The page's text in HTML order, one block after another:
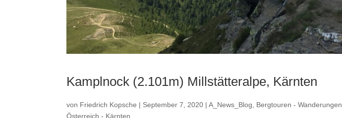
Kamplnock (2.101m) Millstätteralpe, Kärnten
von Friedrich Kopsche | September 7, 2020 |A_News_Blog Bergtouren - Wanderungen
Österreich - Kärnten